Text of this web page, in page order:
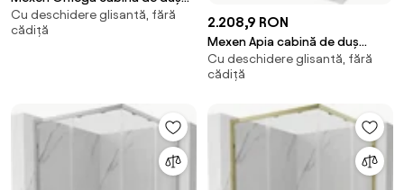
glisantă 100 x 90 cm, grafit,
crom + cadă Flat, alb - 825-100-
Cu deschidere glisantă, fără
cădiță
2.208,9 RON
Mexen Apia cabină de duș
glisantă 120 x 90 cm,
transparentă, neagră + cădiță
Cu deschidere glisantă, fără
cădiță